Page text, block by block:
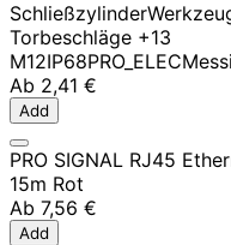
Schließzylinder
Torbeschläge +13
M12IP68PRO_ELEC
Ab 2,41 €
Add
PRO SIGNAL RJ45
15m Rot
Ab 7,56 €
Add